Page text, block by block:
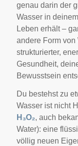
genau darin der
Wasser in
Leben erhält –
andere Form von
strukturierter,
Gesundheit,
Bewusstsein
Du bestehst zu
Wasser ist nicht
H₃O₂, auch
Water): eine
völlig neuen